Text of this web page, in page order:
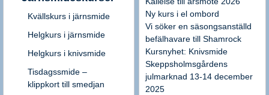
Kvällskurs i järnsmide
Helgkurs i järnsmide
Helgkurs i knivsmide
Tisdagssmide –
klippkort till smedjan
Ny kurs i el ombord
Vi söker en säsongsanställd
befälhavare till Shamrock
Kursnyhet: Knivsmide
Skeppsholmsgårdens
julmarknad 13-14 december
2025